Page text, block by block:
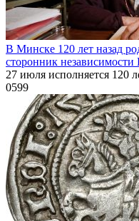
В Минске 120 лет назад
сторонник независимости
27 июля исполняется 120
0599